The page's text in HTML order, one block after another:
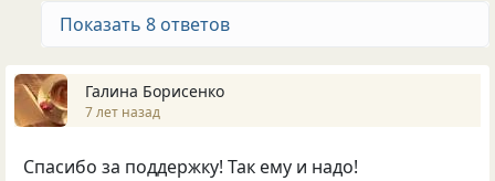
Показать 8 ответов
Галина Борисенко
7 лет назад
Спасибо за поддержку! Так ему и надо!